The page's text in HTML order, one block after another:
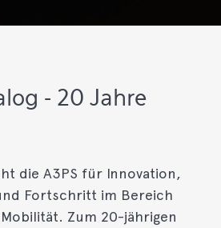
- 20 Jahre
die A3PS für Innovation,
Fortschritt im Bereich
Zum 20-jährigen